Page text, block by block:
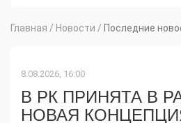
Главная / Новости / Последние
8.08.2026, 16:00
В РК ПРИНЯТА В
НОВАЯ